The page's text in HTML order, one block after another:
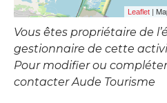
Leaflet |
Vous êtes propriétaire de
gestionnaire de cette
Pour modifier ou
contacter Aude Tourisme